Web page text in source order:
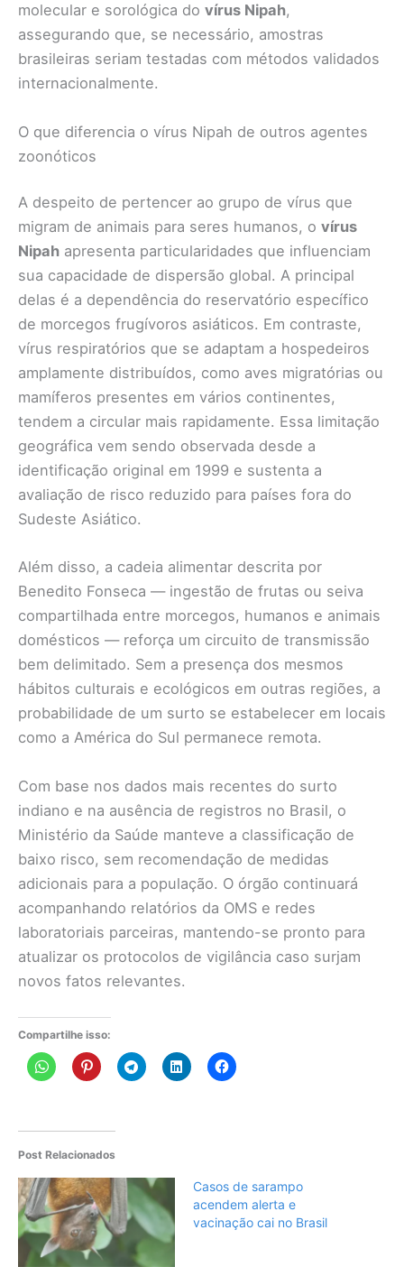
molecular e sorológica do vírus Nipah,
assegurando que, se necessário, amostras
brasileiras seriam testadas com métodos validados
internacionalmente.
O que diferencia o vírus Nipah de outros agentes
zoonóticos
A despeito de pertencer ao grupo de vírus que
migram de animais para seres humanos, o vírus
Nipah apresenta particularidades que influenciam
sua capacidade de dispersão global. A principal
delas é a dependência do reservatório específico
de morcegos frugívoros asiáticos. Em contraste,
vírus respiratórios que se adaptam a hospedeiros
amplamente distribuídos, como aves migratórias ou
mamíferos presentes em vários continentes,
tendem a circular mais rapidamente. Essa limitação
geográfica vem sendo observada desde a
identificação original em 1999 e sustenta a
avaliação de risco reduzido para países fora do
Sudeste Asiático.
Além disso, a cadeia alimentar descrita por
Benedito Fonseca — ingestão de frutas ou seiva
compartilhada entre morcegos, humanos e animais
domésticos — reforça um circuito de transmissão
bem delimitado. Sem a presença dos mesmos
hábitos culturais e ecológicos em outras regiões, a
probabilidade de um surto se estabelecer em locais
como a América do Sul permanece remota.
Com base nos dados mais recentes do surto
indiano e na ausência de registros no Brasil, o
Ministério da Saúde manteve a classificação de
baixo risco, sem recomendação de medidas
adicionais para a população. O órgão continuará
acompanhando relatórios da OMS e redes
laboratoriais parceiras, mantendo­-se pronto para
atualizar os protocolos de vigilância caso surjam
novos fatos relevantes.
Compartilhe isso:
Post Relacionados
Casos de sarampo
acendem alerta e
vacinação cai no Brasil